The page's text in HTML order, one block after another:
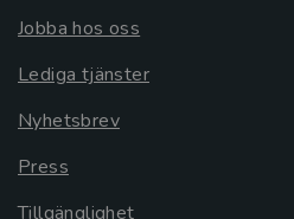
Jobba hos oss
Lediga tjänster
Nyhetsbrev
Press
Tillgänglighet